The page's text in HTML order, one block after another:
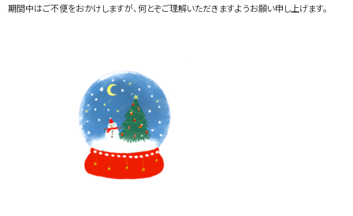
期間中はご不便をおかけしますが、何とぞご理解いただきますようお願い申し上げます。